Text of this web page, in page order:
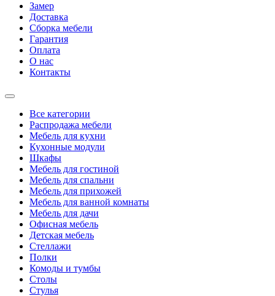
Замер
Доставка
Сборка мебели
Гарантия
Оплата
О нас
Контакты
Все категории
Распродажа мебели
Мебель для кухни
Кухонные модули
Шкафы
Мебель для гостиной
Мебель для спальни
Мебель для прихожей
Мебель для ванной комнаты
Мебель для дачи
Офисная мебель
Детская мебель
Стеллажи
Полки
Комоды и тумбы
Столы
Стулья